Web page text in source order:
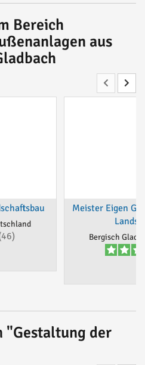
Bereich
aus
Meister Eigen
Bergisch
"Gestaltung der